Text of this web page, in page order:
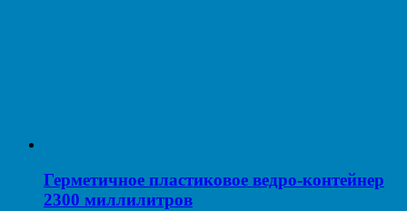
Герметичное пластиковое ведро-контейнер
2300 миллилитров